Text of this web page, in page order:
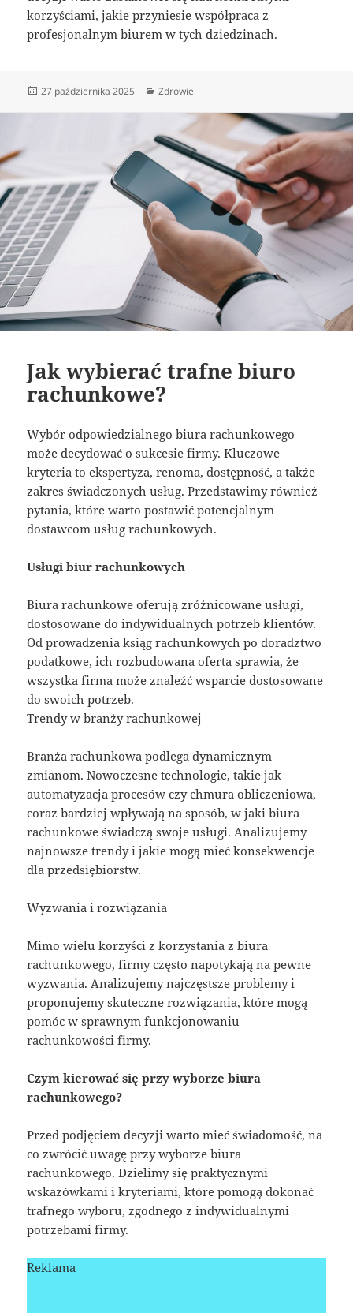
korzyściami, jakie przyniesie współpraca z
profesjonalnym biurem w tych dziedzinach.
Data
27 października 2025 Kategorie
Zdrowie
Jak wybierać trafne biuro
rachunkowe?
Wybór odpowiedzialnego biura rachunkowego
może decydować o sukcesie firmy. Kluczowe
kryteria to ekspertyza, renoma, dostępność, a także
zakres świadczonych usług. Przedstawimy również
pytania, które warto postawić potencjalnym
dostawcom usług rachunkowych.
Usługi biur rachunkowych
Biura rachunkowe oferują zróżnicowane usługi,
dostosowane do indywidualnych potrzeb klientów.
Od prowadzenia ksiąg rachunkowych po doradztwo
podatkowe, ich rozbudowana oferta sprawia, że
wszystka firma może znaleźć wsparcie dostosowane
do swoich potrzeb.
Trendy w branży rachunkowej
Branża rachunkowa podlega dynamicznym
zmianom. Nowoczesne technologie, takie jak
automatyzacja procesów czy chmura obliczeniowa,
coraz bardziej wpływają na sposób, w jaki biura
rachunkowe świadczą swoje usługi. Analizujemy
najnowsze trendy i jakie mogą mieć konsekwencje
dla przedsiębiorstw.
Wyzwania i rozwiązania
Mimo wielu korzyści z korzystania z biura
rachunkowego, firmy często napotykają na pewne
wyzwania. Analizujemy najczęstsze problemy i
proponujemy skuteczne rozwiązania, które mogą
pomóc w sprawnym funkcjonowaniu
rachunkowości firmy.
Czym kierować się przy wyborze biura
rachunkowego?
Przed podjęciem decyzji warto mieć świadomość, na
co zwrócić uwagę przy wyborze biura
rachunkowego. Dzielimy się praktycznymi
wskazówkami i kryteriami, które pomogą dokonać
trafnego wyboru, zgodnego z indywidualnymi
potrzebami firmy.
Reklama